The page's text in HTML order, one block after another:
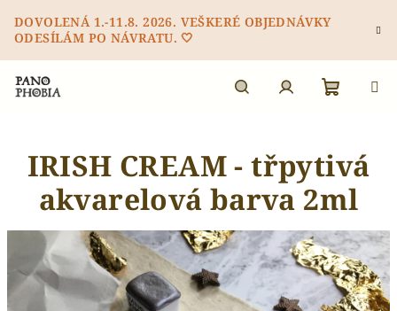
na
obsah
DOVOLENÁ 1.-11.8. 2026. VEŠKERÉ OBJEDNÁVKY
ODESÍLÁM PO NÁVRATU. 🤍
košík
IRISH CREAM - třpytivá
akvarelová barva 2ml